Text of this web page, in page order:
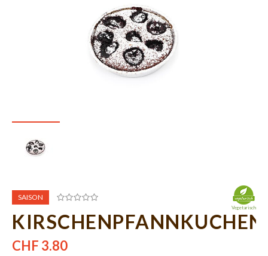
SAISON
KIRSCHENPFANNKUCHEN
CHF 3.80
Vegetarisch